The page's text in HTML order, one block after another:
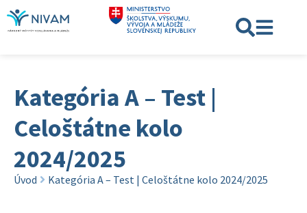
Kategória A – Test |
Celoštátne kolo
2024/2025
Úvod Kategória A – Test | Celoštátne kolo 2024/2025